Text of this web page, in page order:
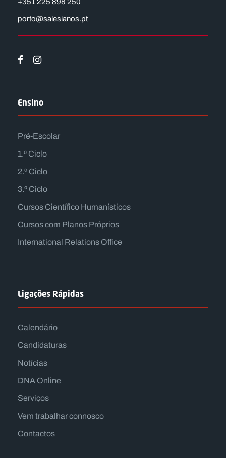
porto@salesianos.pt
Ensino
Pré-Escolar
1.º Ciclo
2.º Ciclo
3.º Ciclo
Cursos Científico Humanísticos
Cursos com Planos Próprios
International Relations Office
Ligações Rápidas
Calendário
Candidaturas
Notícias
DNA Online
Serviços
Vem trabalhar connosco
Contactos